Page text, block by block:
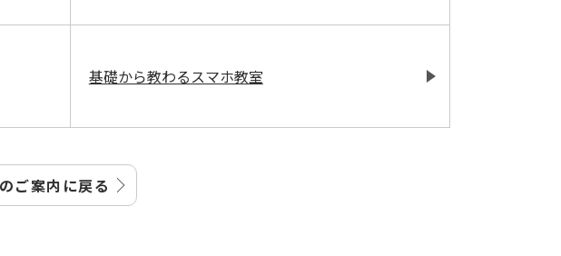
基礎から教わるスマホ教室
ご案内に戻る